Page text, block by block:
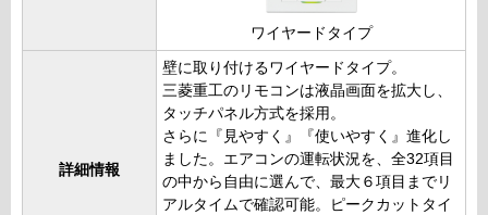
ワイヤードタイプ
詳細情報
壁に取り付けるワイヤードタイプ。
三菱重工のリモコンは液晶画面を拡大し、
タッチパネル方式を採用。
さらに『見やすく』『使いやすく』進化し
ました。エアコンの運転状況を、全32項目
の中から自由に選んで、最大６項目までリ
アルタイムで確認可能。ピークカットタイ